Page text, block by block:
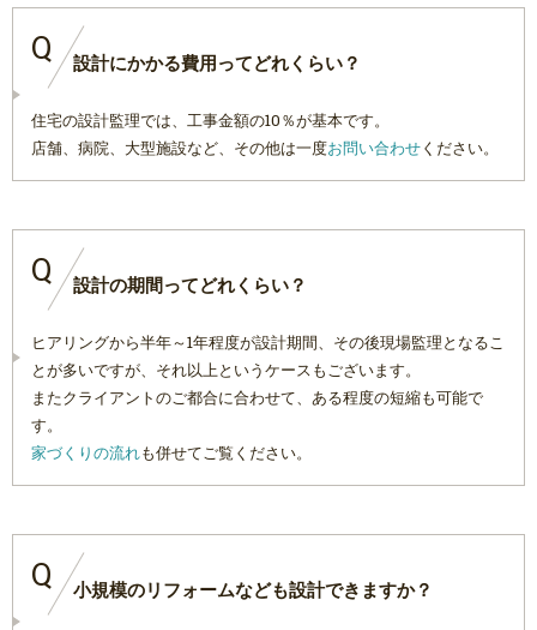
Q 設計にかかる費用ってどれくらい？
住宅の設計監理では、工事金額の10％が基本です。
店舗、病院、大型施設など、その他は一度お問い合わせください。
Q 設計の期間ってどれくらい？
ヒアリングから半年～1年程度が設計期間、その後現場監理となるこ
とが多いですが、それ以上というケースもございます。
またクライアントのご都合に合わせて、ある程度の短縮も可能で
す。
家づくりの流れも併せてご覧ください。
Q 小規模のリフォームなども設計できますか？